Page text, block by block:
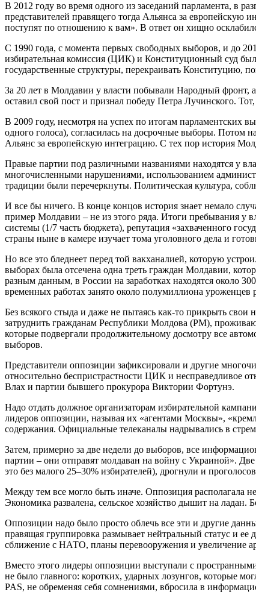
В 2012 году во время одного из заседаний парламента, в
представителей правящего тогда Альянса за
поступят по отношению к вам». В ответ он хищно
С 1990 года, с момента первых свободных выборов, и до
избирательная комиссия (ЦИК) и Конституционный суд
государственные структуры, перекраивать Конституцию,
За 20 лет в Молдавии у власти побывали Народный
оставил свой пост и признал победу Петра Лучинского.
В 2009 году, несмотря на успех по итогам парламентских
одного голоса), согласилась на досрочные выборы. Потом
Альянс за европейскую интеграцию. С тех пор история
Правые партии под различными названиями находятся у
многочисленными нарушениями, использованием
традиции были перечеркнуты. Политическая культура,
И все бы ничего. В конце концов история знает немало
пример Молдавии – не из этого ряда. Итоги пребывания у
системы (1/7 часть бюджета), репутация «захваченного
страны ныне в камере изучает тома уголовного дела и
Но все это бледнеет перед той вакханалией, которую
выборах была отсечена одна треть граждан Молдавии,
разным данным, в России на заработках находятся около
временных работах занято около полумиллиона
Без всякого стыда и даже не пытаясь как-то прикрыть
затруднить гражданам Республики Молдова (РМ),
которые подвергали продолжительному досмотру все
выборов.
Представители оппозиции зафиксировали и другие
относительно беспристрастности ЦИК и несправедливое
Влах и партии бывшего прокурора Виктории Фортунэ.
Надо отдать должное организаторам избирательной
лидеров оппозиции, называя их «агентами Москвы»,
содержания. Официальные телеканалы надрывались в
Затем, примерно за две недели до выборов, все
партии – они отправят молдаван на войну с Украиной».
это без малого 25–30% избирателей), дрогнули и
Между тем все могло быть иначе. Оппозиция располагала
Экономика развалена, сельское хозяйство дышит на
Оппозиции надо было просто облечь все эти и другие
правящая группировка размывает нейтральный статус и
сближение с НАТО, планы перевооружения и увеличение
Вместо этого лидеры оппозиции выступали с
не было главного: коротких, ударных лозунгов, которые
PAS, не обременяя себя сомнениями, вбросила в